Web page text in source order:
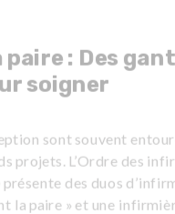
paire : Des
soigner
sont souvent
projets. L’Ordre des
des duos
la paire » et une